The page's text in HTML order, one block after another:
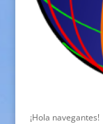
¡Hola navegantes!